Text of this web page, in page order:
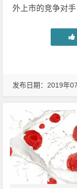
外上市的竞争对
发布日期：2019年